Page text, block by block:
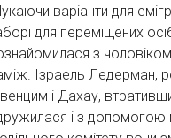
варіанти для
для переміщених
з
Ізраель Ледерман,
і Дахау,
і з